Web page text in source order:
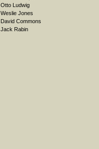
Otto Ludwig
Weslie Jones
David Commons
Jack Rabin